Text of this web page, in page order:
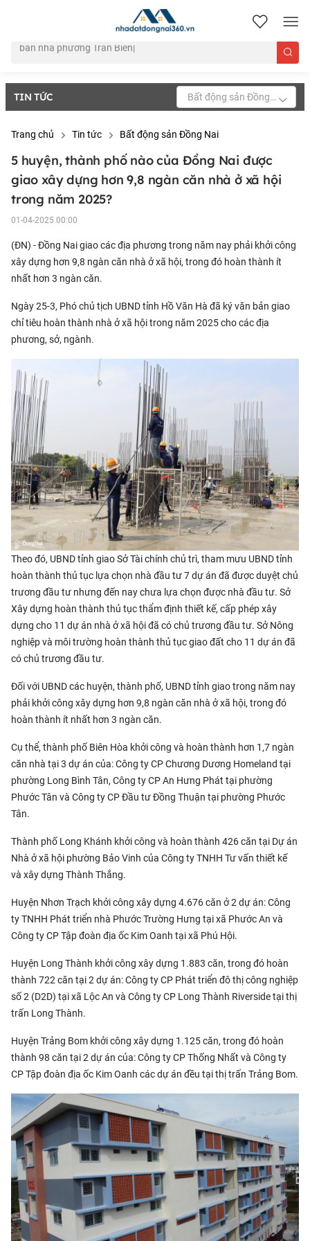
nhadatdongnai360.vn
TIN TỨC Bất động sản Đồng Nai
Trang chủ Tin tức Bất động sản Đồng Nai
5 huyện, thành phố nào của Đồng Nai được
giao xây dựng hơn 9,8 ngàn căn nhà ở xã hội
trong năm 2025?
01-04-2025 00:00
(ĐN) - Đồng Nai giao các địa phương trong năm nay phải khởi công
xây dựng hơn 9,8 ngàn căn nhà ở xã hội, trong đó hoàn thành ít
nhất hơn 3 ngàn căn.
Ngày 25-3, Phó chủ tịch UBND tỉnh Hồ Văn Hà đã ký văn bản giao
chỉ tiêu hoàn thành nhà ở xã hội trong năm 2025 cho các địa
phương, sở, ngành.
Theo đó, UBND tỉnh giao Sở Tài chính chủ trì, tham mưu UBND tỉnh
hoàn thành thủ tục lựa chọn nhà đầu tư 7 dự án đã được duyệt chủ
trương đầu tư nhưng đến nay chưa lựa chọn được nhà đầu tư. Sở
Xây dựng hoàn thành thủ tục thẩm định thiết kế, cấp phép xây
dựng cho 11 dự án nhà ở xã hội đã có chủ trương đầu tư. Sở Nông
nghiệp và môi trường hoàn thành thủ tục giao đất cho 11 dự án đã
có chủ trương đầu tư.
Đối với UBND các huyện, thành phố, UBND tỉnh giao trong năm nay
phải khởi công xây dựng hơn 9,8 ngàn căn nhà ở xã hội, trong đó
hoàn thành ít nhất hơn 3 ngàn căn.
Cụ thể, thành phố Biên Hòa khởi công và hoàn thành hơn 1,7 ngàn
căn nhà tại 3 dự án của: Công ty CP Chương Dương Homeland tại
phường Long Bình Tân, Công ty CP An Hưng Phát tại phường
Phước Tân và Công ty CP Đầu tư Đồng Thuận tại phường Phước
Tân.
Thành phố Long Khánh khởi công và hoàn thành 426 căn tại Dự án
Nhà ở xã hội phường Bảo Vinh của Công ty TNHH Tư vấn thiết kế
và xây dựng Thành Thắng.
Huyện Nhơn Trạch khởi công xây dựng 4.676 căn ở 2 dự án: Công
ty TNHH Phát triển nhà Phước Trường Hưng tại xã Phước An và
Công ty CP Tập đoàn địa ốc Kim Oanh tại xã Phú Hội.
Huyện Long Thành khởi công xây dựng 1.883 căn, trong đó hoàn
thành 722 căn tại 2 dự án: Công ty CP Phát triển đô thị công nghiệp
số 2 (D2D) tại xã Lộc An và Công ty CP Long Thành Riverside tại thị
trấn Long Thành.
Huyện Trảng Bom khởi công xây dựng 1.125 căn, trong đó hoàn
thành 98 căn tại 2 dự án của: Công ty CP Thống Nhất và Công ty
CP Tập đoàn địa ốc Kim Oanh các dự án đều tại thị trấn Trảng Bom.